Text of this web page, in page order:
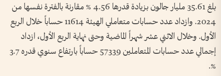
بلغ 35.61 مليار جالون بزيادة قدرها 4.56 % مقارنة بالفترة نفسها من
2024. وازداد عدد حسابات متعاملي الهيئة 11614 حساباً خلال الربع
الأول. وخلال الاثني عشر شهراً الماضية وحتى نهاية الربع الأول، ازداد
إجمالي عدد حسابات المتعاملين 57339 حساباً بارتفاع سنوي قدره 3.7
%.